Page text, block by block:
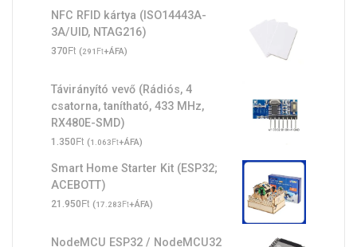
NFC RFID kártya (ISO14443A-
3A/UID, NTAG216)
370Ft (291 Ft+ÁFA)
Távirányító vevő (Rádiós, 4
csatorna, tanítható, 433 MHz,
RX480E-SMD)
1.350Ft (1.063Ft+ÁFA)
Smart Home Starter Kit (ESP32;
ACEBOTT)
21.950Ft (17.283Ft+ÁFA)
NodeMCU ESP32 / NodeMCU32